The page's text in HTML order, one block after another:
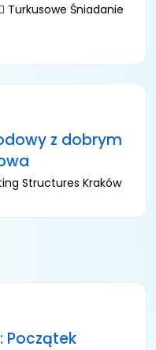
Turkusowe Śniadanie
z dobrym
Structures Kraków
Początek